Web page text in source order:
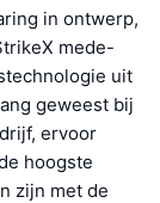
in ontwerp,
mede-
uit
geweest bij
ervoor
hoogste
zijn met de